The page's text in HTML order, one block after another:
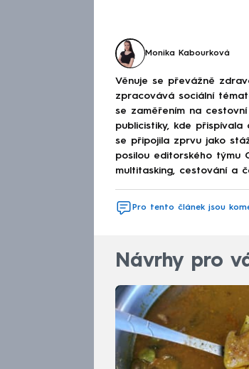
Monika Kabourková
Věnuje se převážně
zpracovává sociální
se zaměřením na
publicistiky, kde přispívala
se připojila zprvu jako
posilou editorského týmu
multitasking, cestování a
Pro tento článek jsou
Návrhy pro